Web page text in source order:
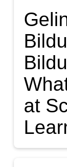
at